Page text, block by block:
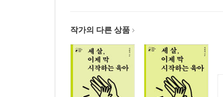
작가의 다른 상품